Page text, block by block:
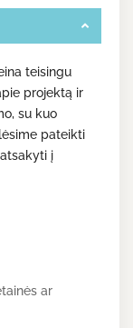
teisingu
projektą ir
su kuo
pateikti
į
ar